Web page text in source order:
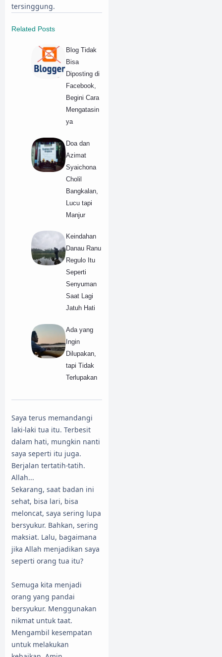
tersinggung.
Related Posts
Blog Tidak
Bisa
Diposting di
Facebook,
Begini Cara
Mengatasin
ya
Doa dan
Azimat
Syaichona
Cholil
Bangkalan,
Lucu tapi
Manjur
Keindahan
Danau Ranu
Regulo Itu
Seperti
Senyuman
Saat Lagi
Jatuh Hati
Ada yang
Ingin
Dilupakan,
tapi Tidak
Terlupakan
Saya terus memandangi
laki-laki tua itu. Terbesit
dalam hati, mungkin nanti
saya seperti itu juga.
Berjalan tertatih-tatih.
Allah...
Sekarang, saat badan ini
sehat, bisa lari, bisa
meloncat, saya sering lupa
bersyukur. Bahkan, sering
maksiat. Lalu, bagaimana
jika Allah menjadikan saya
seperti orang tua itu?
Semuga kita menjadi
orang yang pandai
bersyukur. Menggunakan
nikmat untuk taat.
Mengambil kesempatan
untuk melakukan